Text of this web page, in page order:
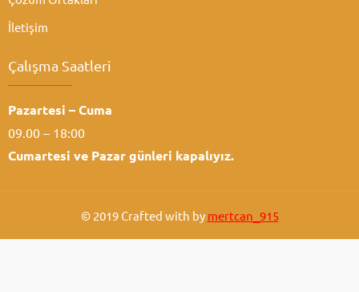
İletişim
Çalışma Saatleri
Pazartesi – Cuma
09.00 – 18:00
Cumartesi ve Pazar günleri kapalıyız.
© 2019 Crafted with by mertcan_915